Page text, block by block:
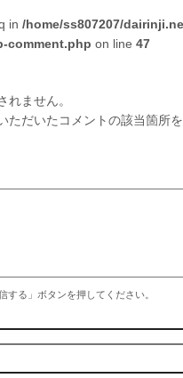
in /home/ss807207/
comment.php on line 47
れません。
ただいたコメントの該当箇所
する」ボタンを押してください。